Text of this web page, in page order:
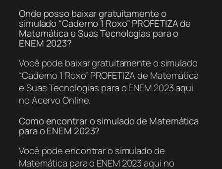
Onde posso baixar gratuitamente o
simulado “Caderno 1 Roxo” PROFETIZA de
Matemática e Suas Tecnologias para o
ENEM 2023?
Você pode baixar gratuitamente o simulado
“Caderno 1 Roxo” PROFETIZA de Matemática
e Suas Tecnologias para o ENEM 2023 aqui
no Acervo Online.
Como encontrar o simulado de Matemática
para o ENEM 2023?
Você pode encontrar o simulado de
Matemática para o ENEM 2023 aqui no